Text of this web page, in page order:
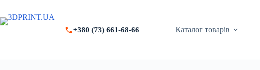
вмісту
+380 (73) 661-68-66 Каталог товарів